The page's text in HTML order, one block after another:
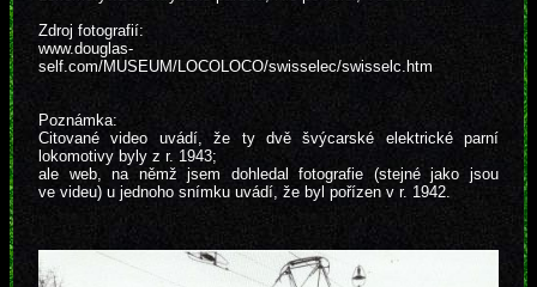
Zdroj fotografií:
www.douglas-
self.com/MUSEUM/LOCOLOCO/swisselec/swisselc.htm
Poznámka:
Citované video uvádí, že ty dvě švýcarské elektrické parní
lokomotivy byly z r. 1943;
ale web, na němž jsem dohledal fotografie (stejné jako jsou
ve videu) u jednoho snímku uvádí, že byl pořízen v r. 1942.